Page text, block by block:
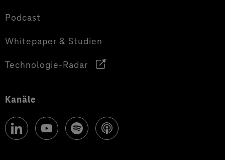
Podcast
Whitepaper & Studien
Technologie-Radar
Kanäle